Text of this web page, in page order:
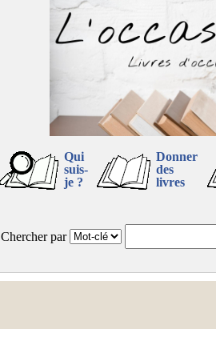
Qui
suis-
je ?
Donner
des
livres
Chercher par